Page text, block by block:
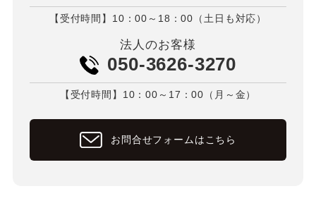
【受付時間】10：00～18：00（土日も対応）
法人のお客様
050-3626-3270
【受付時間】10：00～17：00（月～金）
お問合せフォームはこちら